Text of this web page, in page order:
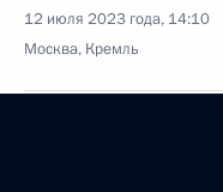
12 июля 2023 года, 14:10
Москва, Кремль